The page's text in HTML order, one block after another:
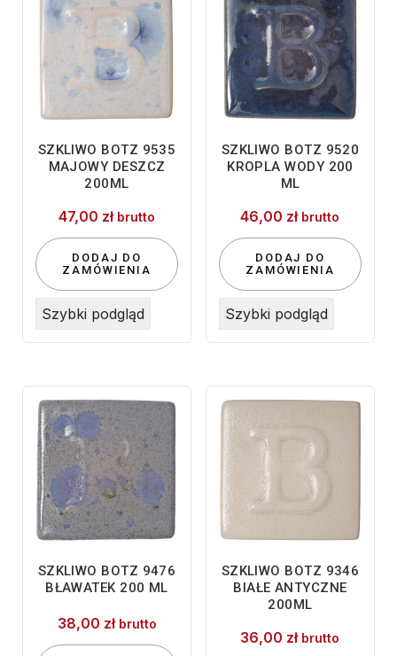
SZKLIWO BOTZ 9535
MAJOWY DESZCZ
200ML
47,00 zł brutto
DODAJ DO
ZAMÓWIENIA
Szybki podgląd
SZKLIWO BOTZ 9520
KROPLA WODY 200
ML
46,00 zł brutto
DODAJ DO
ZAMÓWIENIA
Szybki podgląd
SZKLIWO BOTZ 9476
BŁAWATEK 200 ML
38,00 zł brutto
SZKLIWO BOTZ 9346
BIAŁE ANTYCZNE
200ML
36,00 zł brutto